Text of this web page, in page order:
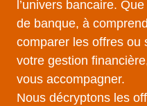
l’univers bancaire.
de banque, à
comparer les offres ou
votre gestion
vous accompagner.
Nous décryptons les